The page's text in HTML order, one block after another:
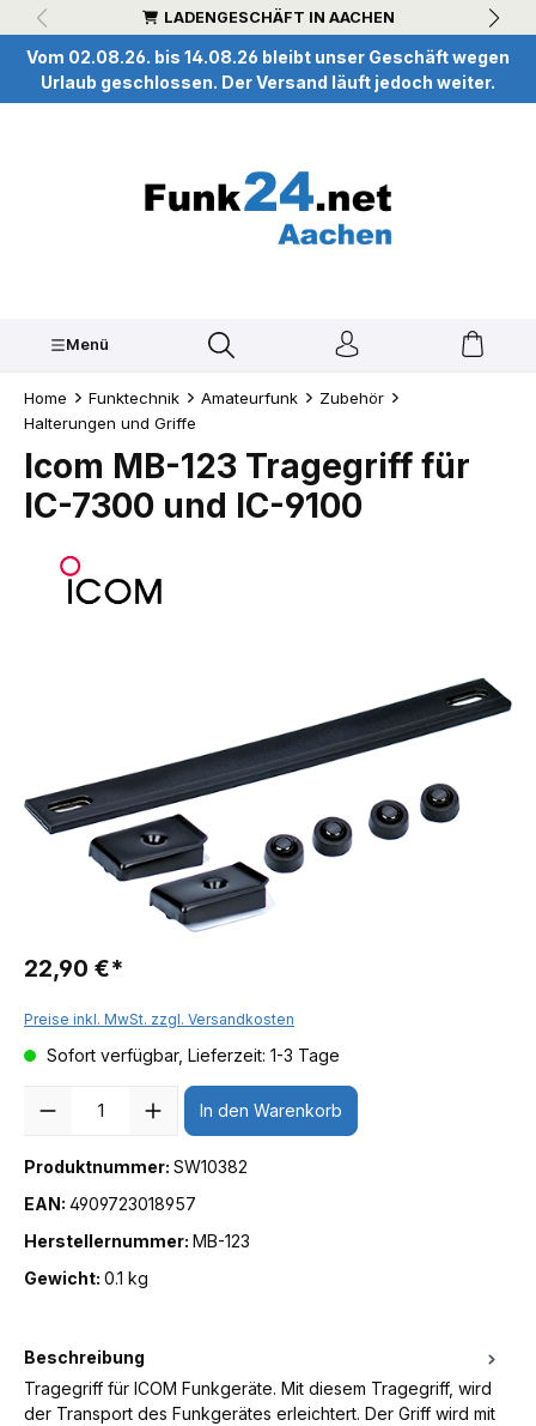
springen LADENGESCHÄFT IN AACHEN
Vom 02.08.26. bis 14.08.26 bleibt unser Geschäft wegen
Urlaub geschlossen. Der Versand läuft jedoch weiter.
Menü
Home Funktechnik Amateurfunk
Zubehör
Halterungen und Griffe
Icom MB-123 Tragegriff für
IC-7300 und IC-9100
22,90 €*
Preise inkl. MwSt. zzgl. Versandkosten
Sofort verfügbar, Lieferzeit: 1-3 Tage
In den Warenkorb
Produktnummer: SW10382
EAN: 4909723018957
Herstellernummer: MB-123
Gewicht: 0.1 kg
Beschreibung
Tragegriff für ICOM Funkgeräte. Mit diesem Tragegriff, wird
der Transport des Funkgerätes erleichtert. Der Griff wird mit